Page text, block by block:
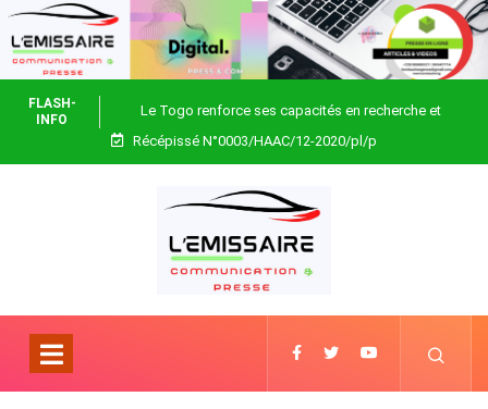
FLASH-
INFO
Le Togo renforce ses capacités en recherche et
biotechnologie
Récépissé N°0003/HAAC/12-2020/pl/p